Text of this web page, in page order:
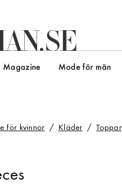
AN.SE
Magazine Mode för män
för kvinnor Kläder Toppar